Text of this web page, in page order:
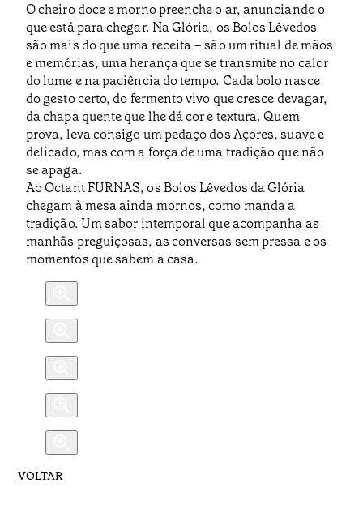
O cheiro doce e morno preenche o ar, anunciando o
que está para chegar. Na Glória, os Bolos Lêvedos
são mais do que uma receita – são um ritual de mãos
e memórias, uma herança que se transmite no calor
do lume e na paciência do tempo. Cada bolo nasce
do gesto certo, do fermento vivo que cresce devagar,
da chapa quente que lhe dá cor e textura. Quem
prova, leva consigo um pedaço dos Açores, suave e
delicado, mas com a força de uma tradição que não
se apaga.
Ao Octant FURNAS, os Bolos Lêvedos da Glória
chegam à mesa ainda mornos, como manda a
tradição. Um sabor intemporal que acompanha as
manhãs preguiçosas, as conversas sem pressa e os
momentos que sabem a casa.
VOLTAR